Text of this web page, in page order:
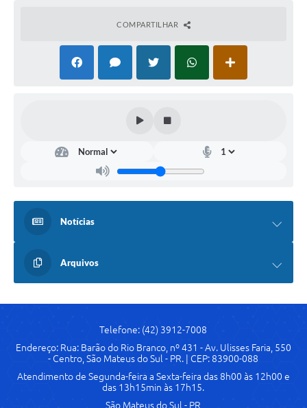
COMPARTILHAR
Notícias
Arquivos
Telefone: (42) 3912-7008
Endereço: Rua: Barão do Rio Branco, nº 431 - Av. Ulisses Faria, 550
- Centro, São Mateus do Sul - PR. | CEP: 83900-088
Atendimento de Segunda-feira a Sexta-feira das 8h00 às 12h00 e
das 13h15min às 17h15.
São Mateus do Sul - PR